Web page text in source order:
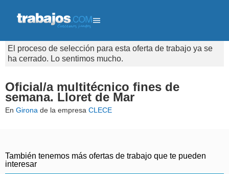
El proceso de selección para esta oferta de trabajo ya se
ha cerrado. Lo sentimos mucho.
Oficial/a multitécnico fines de
semana. Lloret de Mar
En Girona de la empresa CLECE
También tenemos más ofertas de trabajo que te pueden
interesar